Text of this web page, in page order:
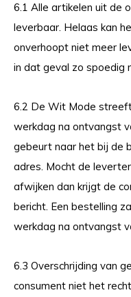
6.1 Alle artikelen uit de
leverbaar. Helaas kan
onverhoopt niet meer
in dat geval zo spoedig
6.2 De Wit Mode
werkdag na ontvangst
gebeurt naar het bij de
adres. Mocht de
afwijken dan krijgt de
bericht. Een bestelling
werkdag na ontvangst
6.3 Overschrijding van
consument niet het